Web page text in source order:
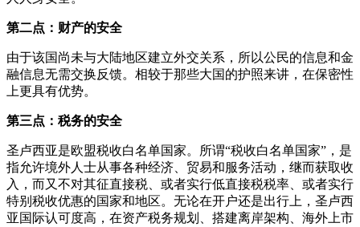
第二点：财产的安全
由于该国尚未与大陆地区建立外交关系，所以公民的信息和金
融信息无需交换反馈。相较于那些大国的护照来讲，在保密性
上更具有优势。
第三点：税务的安全
圣卢西亚是欧盟税收白名单国家。所谓“税收白名单国家”，是
指允许境外人士从事各种经济、贸易和服务活动，继而获取收
入，而又不对其征直接税、或者实行低直接税税率、或者实行
特别税收优惠的国家和地区。无论在开户还是出行上，圣卢西
亚国际认可度高，在资产税务规划、搭建离岸架构、海外上市